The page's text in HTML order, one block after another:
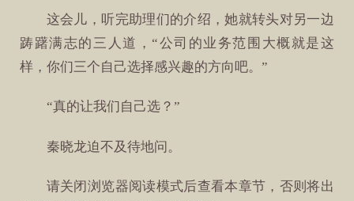
这会儿，听完助理们的介绍，她就转头对另一边
踌躇满志的三人道，“公司的业务范围大概就是这
样，你们三个自己选择感兴趣的方向吧。”
“真的让我们自己选？”
秦晓龙迫不及待地问。
请关闭浏览器阅读模式后查看本章节，否则将出